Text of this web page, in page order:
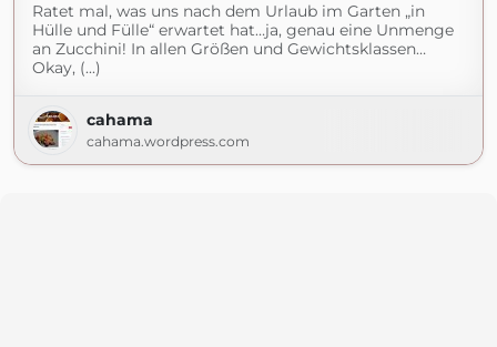
Ratet mal, was uns nach dem Urlaub im Garten „in
Hülle und Fülle“ erwartet hat…ja, genau eine Unmenge
an Zucchini! In allen Größen und Gewichtsklassen…
Okay, (...)
cahama
cahama.wordpress.com